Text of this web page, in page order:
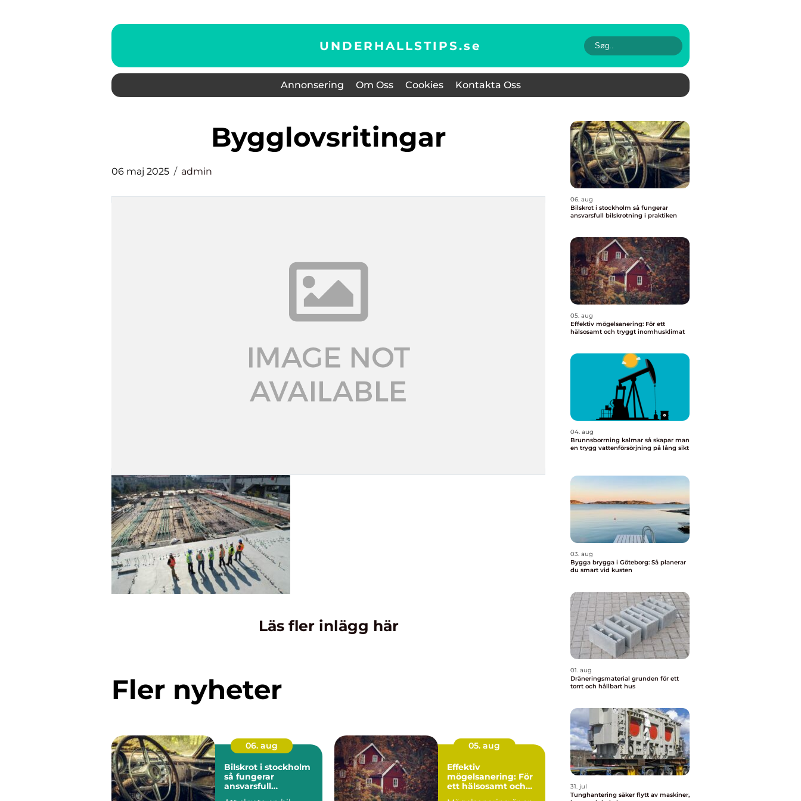
UNDERHALLSTIPS.se
Annonsering Om Oss Cookies Kontakta Oss
bygglovsritingar
06 maj 2025 admin
Läs fler inlägg här
Fler nyheter
06. aug
Bilskrot i stockholm
så fungerar
ansvarsfull
05. aug
Effektiv
mögelsanering: För
ett hälsosamt och
06. aug
Bilskrot i stockholm så fungerar
ansvarsfull bilskrotning i praktiken
05. aug
Effektiv mögelsanering: För ett
hälsosamt och tryggt inomhusklimat
04. aug
Brunnsborrning kalmar så skapar man
en trygg vattenförsörjning på lång sikt
03. aug
Bygga brygga i Göteborg: Så planerar
du smart vid kusten
01. aug
Dräneringsmaterial grunden för ett
torrt och hållbart hus
31. jul
Tunghantering säker flytt av maskiner,